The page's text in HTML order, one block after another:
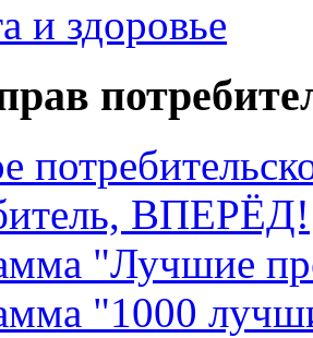
и здоровье
ВПЕРЁД!
"Лучшие
"1000